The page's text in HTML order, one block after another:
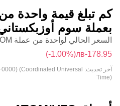
بعملة ‏سوم
السعر الحالي لواحدة من عملة ATOM هو ‏‎‏‎15,986.64‏‏лв‏
(‏‎‎-1.00‎%‎‏)
آخر تحديث: (Coordinated Universal
Time)